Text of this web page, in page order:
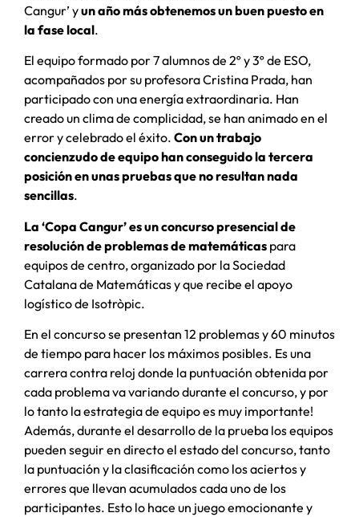
Cangur’ yun año más obtenemos un buen puesto en
la fase local.
El equipo formado por 7 alumnos de 2º y 3º de ESO,
acompañados por su profesora Cristina Prada, han
participado con una energía extraordinaria. Han
creado un clima de complicidad, se han animado en el
error y celebrado el éxito. Con un trabajo
concienzudo de equipo han conseguido la tercera
posición en unas pruebas que no resultan nada
sencillas.
La ‘Copa Cangur’ es un concurso presencial de
resolución de problemas de matemáticas para
equipos de centro, organizado por la Sociedad
Catalana de Matemáticas y que recibe el apoyo
logístico de Isotròpic.
En el concurso se presentan 12 problemas y 60 minutos
de tiempo para hacer los máximos posibles. Es una
carrera contra reloj donde la puntuación obtenida por
cada problema va variando durante el concurso, y por
lo tanto la estrategia de equipo es muy importante!
Además, durante el desarrollo de la prueba los equipos
pueden seguir en directo el estado del concurso, tanto
la puntuación y la clasificación como los aciertos y
errores que llevan acumulados cada uno de los
participantes. Esto lo hace un juego emocionante y